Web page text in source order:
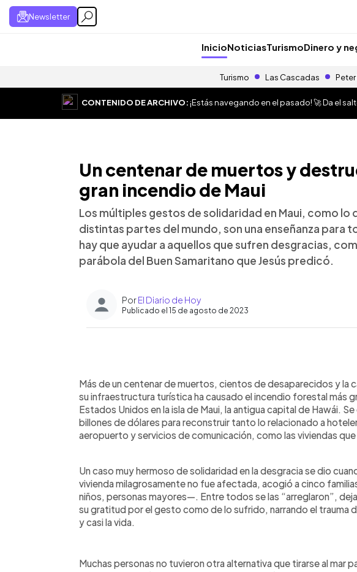
Newsletter
InicioNoticiasTurismoDinero y
Turismo Las Cascadas Peter
CONTENIDO DE ARCHIVO:¡Estás navegando en el pasado! 🚀 Da el
Un centenar de muertos y
gran incendio de Maui
Los múltiples gestos de solidaridad en Maui, como lo
distintas partes del mundo, son una enseñanza para
hay que ayudar a aquellos que sufren desgracias,
parábola del Buen Samaritano que Jesús predicó.
PorEl Diario de Hoy
Publicado el 15 de agosto de 2023
Escuchar artículo
Más de un centenar de muertos, cientos de desaparecidos y la
su infraestructura turística ha causado el incendio forestal más
Estados Unidos en la isla de Maui, la antigua capital de Hawái.
billones de dólares para reconstruir tanto lo relacionado a
aeropuerto y servicios de comunicación, como las viviendas
Un caso muy hermoso de solidaridad en la desgracia se dio
vivienda milagrosamente no fue afectada, acogió a cinco
niños, personas mayores—. Entre todos se las “arreglaron”,
su gratitud por el gesto como de lo sufrido, narrando el trauma
y casi la vida.
Muchas personas no tuvieron otra alternativa que tirarse al mar